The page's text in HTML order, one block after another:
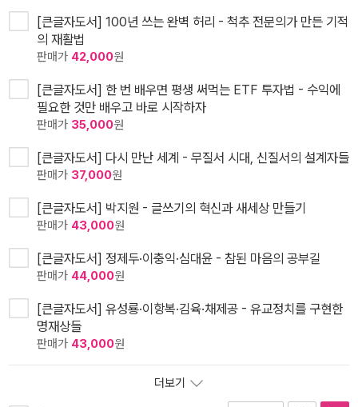
[큰글자도서] 100년 쓰는 완벽 허리 - 척추 전문의가 만든 기적
의 재활법
판매가 42,000원
[큰글자도서] 한 번 배우면 평생 써먹는 ETF 투자법 - 수익에
필요한 것만 배우고 바로 시작하자
판매가 35,000원
[큰글자도서] 다시 만난 세계 - 무질서 시대, 신질서의 설계자들
판매가 37,000원
[큰글자도서] 박지원 - 글쓰기의 혁신과 새세상 만들기
판매가 43,000원
[큰글자도서] 정제두·이충익·심대윤 - 참된 마음의 공부길
판매가 44,000원
[큰글자도서] 유성룡·이항복·김육·채제공 - 유교정치를 구현한
명재상들
판매가 43,000원
더보기